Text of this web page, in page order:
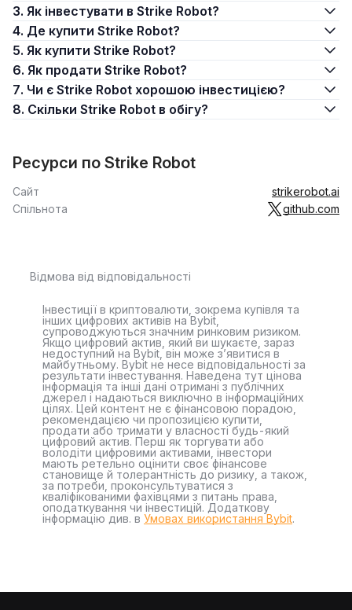
3. Як інвестувати в Strike Robot?
4. Де купити Strike Robot?
5. Як купити Strike Robot?
6. Як продати Strike Robot?
7. Чи є Strike Robot хорошою інвестицією?
8. Скільки Strike Robot в обігу?
Ресурси по Strike Robot
Сайт
strikerobot.ai
Спільнота
github.com
Відмова від відповідальності
Інвестиції в криптовалюти, зокрема купівля та
інших цифрових активів на Bybit,
супроводжуються значним ринковим ризиком.
Якщо цифровий актив, який ви шукаєте, зараз
недоступний на Bybit, він може з’явитися в
майбутньому. Bybit не несе відповідальності за
результати інвестування. Наведена тут цінова
інформація та інші дані отримані з публічних
джерел і надаються виключно в інформаційних
цілях. Цей контент не є фінансовою порадою,
рекомендацією чи пропозицією купити,
продати або тримати у власності будь-який
цифровий актив. Перш як торгувати або
володіти цифровими активами, інвестори
мають ретельно оцінити своє фінансове
становище й толерантність до ризику, а також,
за потреби, проконсультуватися з
кваліфікованими фахівцями з питань права,
оподаткування чи інвестицій. Додаткову
інформацію див. в Умовах використання Bybit.